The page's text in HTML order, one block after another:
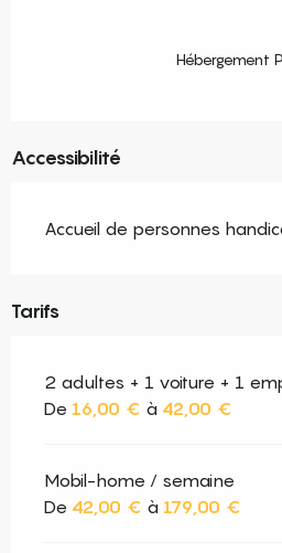
Hébergement
Accessibilité
Accueil de personnes
Tarifs
2 adultes + 1 voiture + 1
De 16,00 € à 42,00 €
Mobil-home / semaine
De 42,00 € à 179,00 €